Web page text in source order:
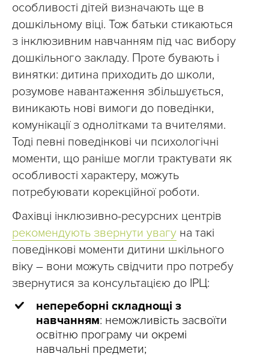
особливості дітей визначають ще в
дошкільному віці. Тож батьки стикаються
з інклюзивним навчанням під час вибору
дошкільного закладу. Проте бувають і
винятки: дитина приходить до школи,
розумове навантаження збільшується,
виникають нові вимоги до поведінки,
комунікації з однолітками та вчителями.
Тоді певні поведінкові чи психологічні
моменти, що раніше могли трактувати як
особливості характеру, можуть
потребуювати корекційної роботи.
Фахівці інклюзивно-ресурсних центрів
рекомендують звернути увагу на такі
поведінкові моменти дитини шкільного
віку – вони можуть свідчити про потребу
звернутися за консультацією до ІРЦ:
непереборні складнощі з
навчанням: неможливість засвоїти
освітню програму чи окремі
навчальні предмети;